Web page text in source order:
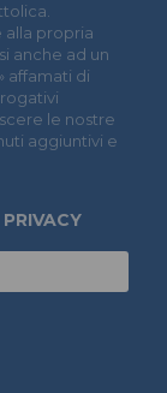
alla propria
anche ad un
affamati di
le nostre
aggiuntivi e
PRIVACY